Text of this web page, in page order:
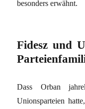
besonders erwähnt.
Fidesz und
Dass Orban
Unionsparteien